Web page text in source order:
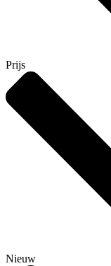
Prijs
Nieuw